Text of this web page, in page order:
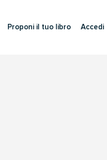
Proponi il tuo libro Accedi